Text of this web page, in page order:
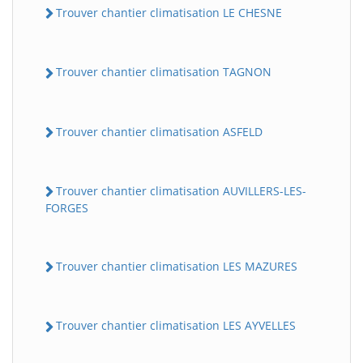
Trouver chantier climatisation LE CHESNE
Trouver chantier climatisation TAGNON
Trouver chantier climatisation ASFELD
Trouver chantier climatisation AUVILLERS-LES-
FORGES
Trouver chantier climatisation LES MAZURES
Trouver chantier climatisation LES AYVELLES